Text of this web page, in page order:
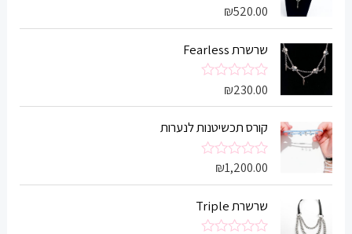
ד
ג
0
מ
ת
ו
ך
5
₪520.00
שרשרת Fearless
ד
ג
0
מ
ת
ך
5
₪230.00
קורס תכשיטנות לנערות
ד
ג
0
מ
₪1,200.00
שרשרת Triple